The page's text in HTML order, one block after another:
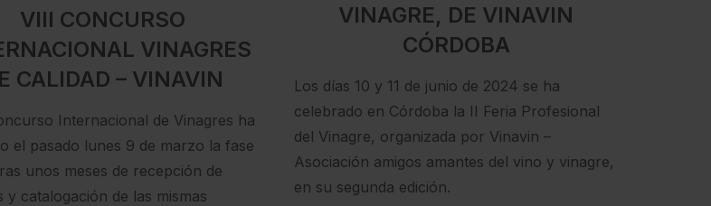
VIII CONCURSO
VINAGRES
CALIDAD – VINAVIN
Internacional de Vinagres ha
el pasado lunes 9 de marzo la fase
unos meses de recepción de
y catalogación de las mismas
VINAGRE, DE VINAVIN
CÓRDOBA
Los días 10 y 11 de junio de 2024 se ha
celebrado en Córdoba la II Feria Profesional
del Vinagre, organizada por Vinavin –
Asociación amigos amantes del vino y vinagre,
en su segunda edición.